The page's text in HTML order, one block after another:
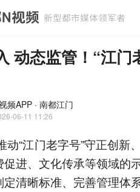
动态监管！“江门
频APP · 南都江门
06-11 11:26
动“江门老字号”守正创
促进、文化传承等领域的
定清晰标准、完善管理体